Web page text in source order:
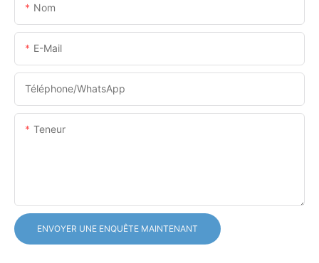
Nom
E-Mail
Téléphone/WhatsApp
Teneur
ENVOYER UNE ENQUÊTE MAINTENANT